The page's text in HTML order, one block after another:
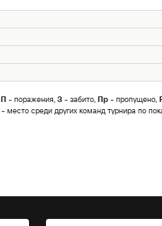
П - поражения, З - забито, Пр - пропущено,
- место среди других команд турнира по